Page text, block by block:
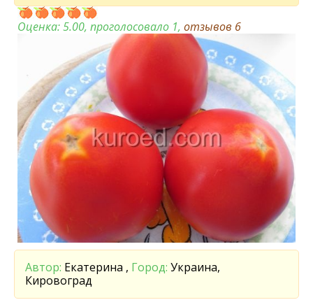
Оценка:5.00, проголосовало 1, отзывов 6
Автор: Екатерина , Город: Украина,
Кировоград